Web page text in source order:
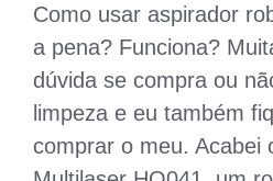
Como usar aspirador
a pena? Funciona?
dúvida se compra ou
limpeza e eu também
comprar o meu. Acabei